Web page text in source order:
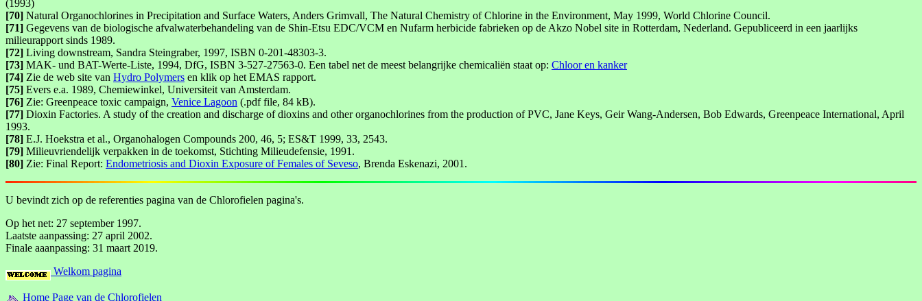
(1993)
[70] Natural Organochlorines in Precipitation and Surface Waters, Anders Grimvall, The Natural Chemistry of Chlorine in the Environment, May 1999, World Chlorine Council.
[71] Gegevens van de biologische afvalwaterbehandeling van de Shin-Etsu EDC/VCM en Nufarm herbicide fabrieken op de Akzo Nobel site in Rotterdam, Nederland. Gepubliceerd in een jaarlijks
milieurapport sinds 1989.
[72] Living downstream, Sandra Steingraber, 1997, ISBN 0-201-48303-3.
[73] MAK- und BAT-Werte-Liste, 1994, DfG, ISBN 3-527-27563-0. Een tabel net de meest belangrijke chemicaliën staat op: Chloor en kanker
[74] Zie de web site van Hydro Polymers en klik op het EMAS rapport.
[75] Evers e.a. 1989, Chemiewinkel, Universiteit van Amsterdam.
[76] Zie: Greenpeace toxic campaign, Venice Lagoon (.pdf file, 84 kB).
[77] Dioxin Factories. A study of the creation and discharge of dioxins and other organochlorines from the production of PVC, Jane Keys, Geir Wang-Andersen, Bob Edwards, Greenpeace International, April
1993.
[78] E.J. Hoekstra et al., Organohalogen Compounds 200, 46, 5; ES&T 1999, 33, 2543.
[79] Milieuvriendelijk verpakken in de toekomst, Stichting Milieudefensie, 1991.
[80] Zie: Final Report: Endometriosis and Dioxin Exposure of Females of Seveso, Brenda Eskenazi, 2001.
U bevindt zich op de referenties pagina van de Chlorofielen pagina's.
Op het net: 27 september 1997.
Laatste aanpassing: 27 april 2002.
Finale aaanpassing: 31 maart 2019.
Welkom pagina
Home Page van de Chlorofielen